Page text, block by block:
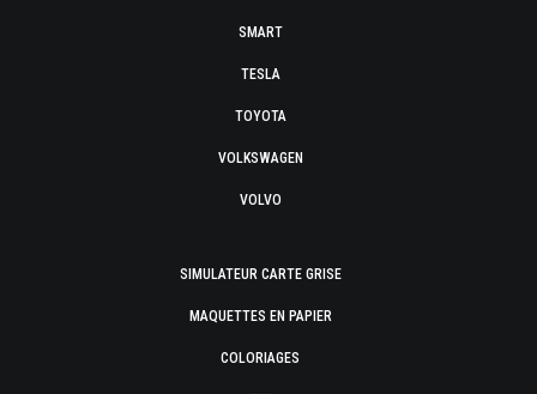
SMART
TESLA
TOYOTA
VOLKSWAGEN
VOLVO
SIMULATEUR CARTE GRISE
MAQUETTES EN PAPIER
COLORIAGES